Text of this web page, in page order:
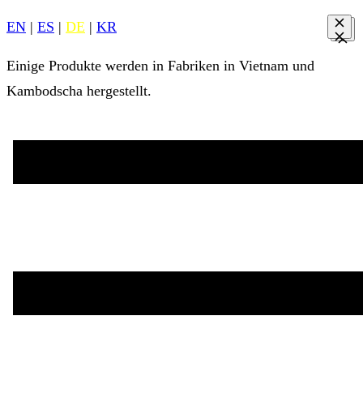
EN | ES | DE | KR
Einige Produkte werden in Fabriken in Vietnam und
Kambodscha hergestellt.